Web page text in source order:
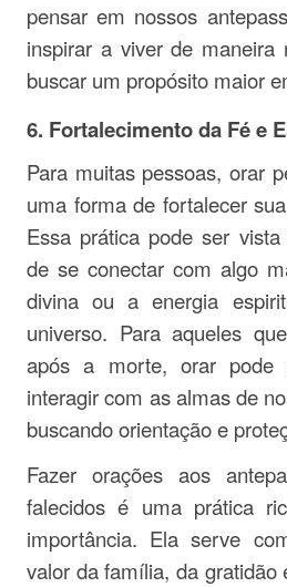
pensar em nossos
inspirar a viver de maneira
buscar um propósito maior
6. Fortalecimento da Fé e
Para muitas pessoas, orar
uma forma de fortalecer
Essa prática pode ser
de se conectar com algo
divina ou a energia
universo. Para aqueles
após a morte, orar
interagir com as almas de
buscando orientação e
Fazer orações aos
falecidos é uma prática
importância. Ela serve
valor da família, da gratidão